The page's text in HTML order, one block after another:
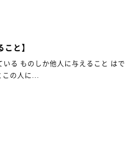
と】
いる ものしか他人に与えること はで
の人に...